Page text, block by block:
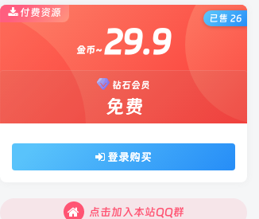
付费资源
金币~ 29.9
钻石会员
免费
登录购买
已售 26
点击加入本站QQ群